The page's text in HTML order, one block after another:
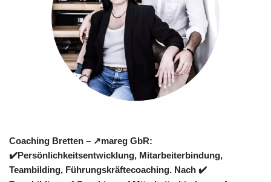
Coaching Bretten – ↗️mareg GbR:
✔️Persönlichkeitsentwicklung, Mitarbeiterbindung,
Teambilding, Führungskräftecoaching. Nach ✔️